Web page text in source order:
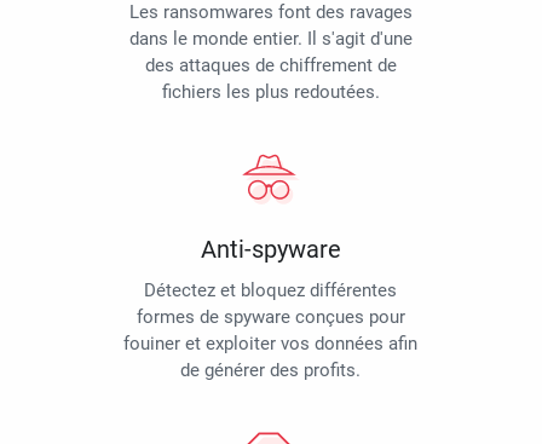
Les ransomwares font des ravages
dans le monde entier. Il s'agit d'une
des attaques de chiffrement de
fichiers les plus redoutées.
Anti-spyware
Détectez et bloquez différentes
formes de spyware conçues pour
fouiner et exploiter vos données afin
de générer des profits.